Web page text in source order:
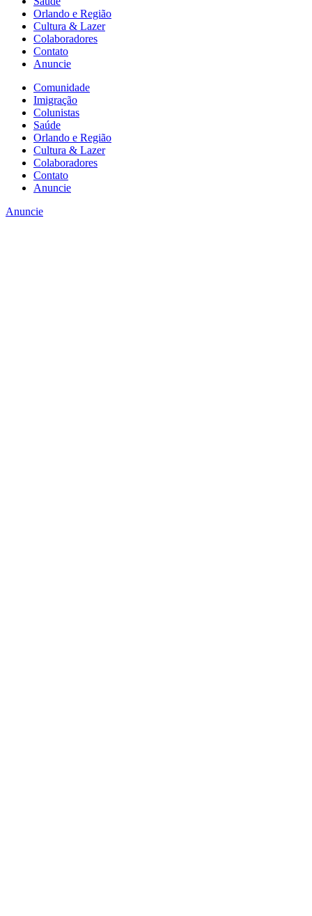
Orlando e Região
Cultura & Lazer
Colaboradores
Contato
Anuncie
Comunidade
Imigração
Colunistas
Saúde
Orlando e Região
Cultura & Lazer
Colaboradores
Contato
Anuncie
Anuncie